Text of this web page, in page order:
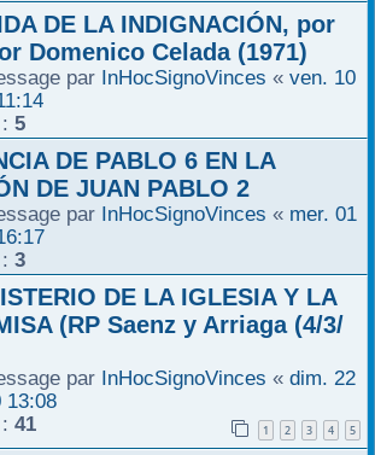
DE LA INDIGNACIÓN, por
Domenico Celada (1971)
par InHocSignoVinces « ven. 10
5
DE PABLO 6 EN LA
DE JUAN PABLO 2
par InHocSignoVinces « mer. 01
3
DE LA IGLESIA Y LA
(RP Saenz y Arriaga (4/3/
par InHocSignoVinces « dim. 22
13:08
41 1 2 3 4 5